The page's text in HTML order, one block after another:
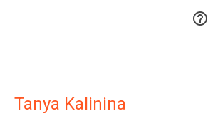

Tanya Kalinina